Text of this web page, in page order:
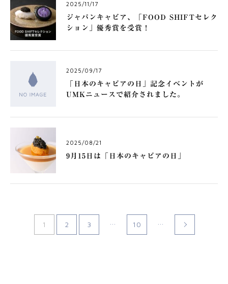
2025/11/17
ジャパンキャビア、「FOOD SHIFTセレク
ション」優秀賞を受賞！
2025/09/17
「日本のキャビアの日」記念イベントが
UMKニュースで紹介されました。
2025/08/21
9月15日は「日本のキャビアの日」
1 2 3 10